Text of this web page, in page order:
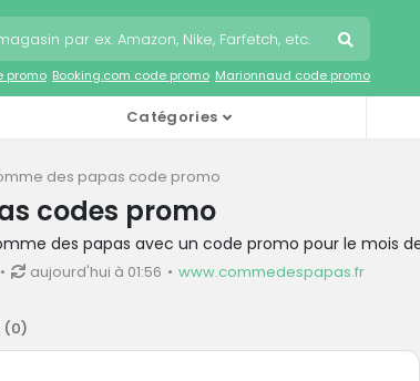
promo Booking.com code promo Marionnaud code promo
Catégories
des papas code promo
codes promo
des papas avec un code promo pour le mois
aujourd'hui à 01:56 www.commedespapas.fr
(0)